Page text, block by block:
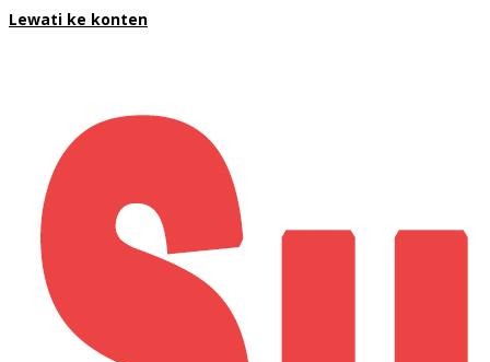
Lewati ke konten